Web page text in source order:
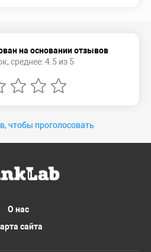
на основании отзывов
среднее: 4.5 из 5
чтобы проголосовать
О нас
сайта